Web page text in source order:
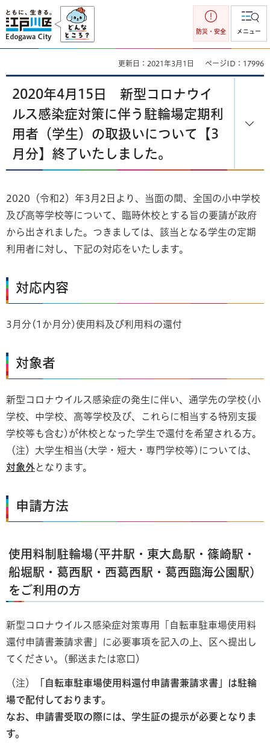
江戸川区
防災・安全 メニュー
更新日：2021年3月1日 ページID：17996
2020年4月15日 新型コロナウイ
ルス感染症対策に伴う駐輪場定期利
用者（学生）の取扱いについて【3
月分】終了いたしました。
2020（令和2）年3月2日より、当面の間、全国の小中学校
及び高等学校等について、臨時休校とする旨の要請が政府
から出されました。つきましては、該当となる学生の定期
利用者に対し、下記の対応をいたします。
対応内容
3月分(1か月分)使用料及び利用料の還付
対象者
新型コロナウイルス感染症の発生に伴い、通学先の学校(小
学校、中学校、高等学校及び、これらに相当する特別支援
学校等も含む)が休校となった学生で還付を希望される方。
（注）大学生相当(大学・短大・専門学校等)については、
対象外となります。
申請方法
使用料制駐輪場(平井駅・東大島駅・篠崎駅・
船堀駅・葛西駅・西葛西駅・葛西臨海公園駅)
をご利用の方
新型コロナウイルス感染症対策専用「自転車駐車場使用料
還付申請書兼請求書」に必要事項を記入の上、区へ提出し
てください。(郵送または窓口)
（注）
「自転車駐車場使用料還付申請書兼請求書」は駐輪
場で配付しております。
なお、申請書受取の際には、学生証の提示が必要となりま
す。